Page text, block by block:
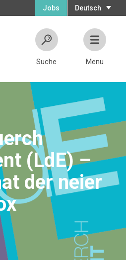
Deutsch
Jobs
Suche Menu
(LdE) –
der neier